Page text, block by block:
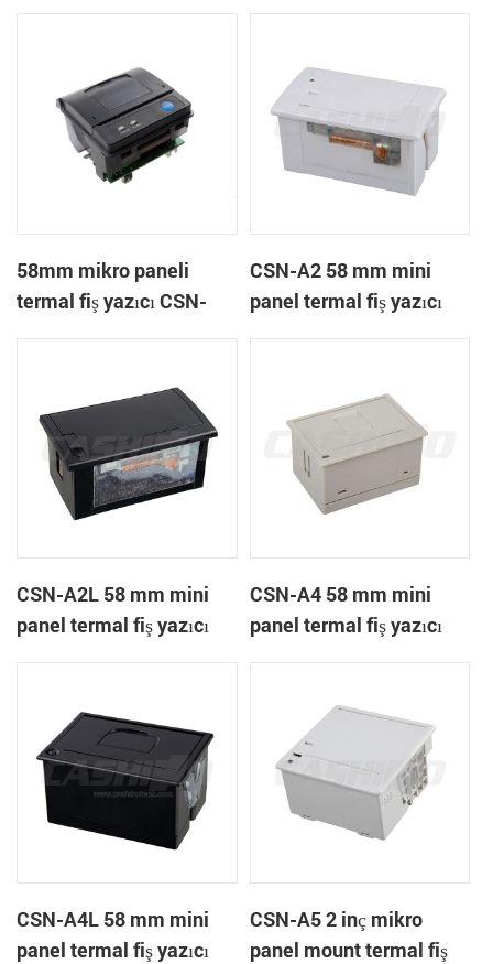
58mm mikro paneli
termal fiş yazıcı CSN-
CSN-A2 58 mm mini
panel termal fiş yazıcı
CSN-A2L 58 mm mini
panel termal fiş yazıcı
CSN-A4 58 mm mini
panel termal fiş yazıcı
CSN-A4L 58 mm mini
panel termal fiş yazıcı
CSN-A5 2 inç mikro
panel mount termal fiş